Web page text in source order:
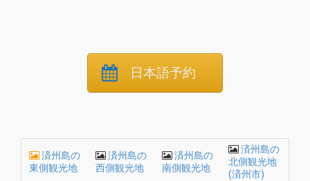
日本語予約
済州島の
東側観光地
済州島の
西側観光地
済州島の
南側観光地
済州島の
北側観光地
(済州市)